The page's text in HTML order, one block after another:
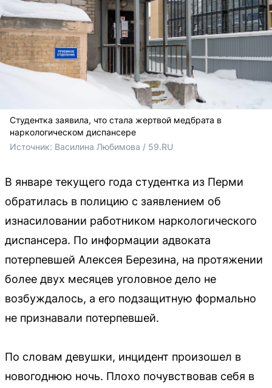
Студентка заявила, что стала жертвой медбрата в
наркологическом диспансере
Источник: Василина Любимова / 59.RU
В январе текущего года студентка из Перми
обратилась в полицию с заявлением об
изнасиловании работником наркологического
диспансера. По информации адвоката
потерпевшей Алексея Березина, на протяжении
более двух месяцев уголовное дело не
возбуждалось, а его подзащитную формально
не признавали потерпевшей.
По словам девушки, инцидент произошел в
новогоднюю ночь. Плохо почувствовав себя в